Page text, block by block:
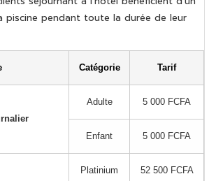
piscine pendant toute la durée de leur
Catégorie Tarif
Adulte 5 000 FCFA
Enfant 5 000 FCFA
Platinium 52 500 FCFA